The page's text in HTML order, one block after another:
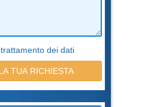
trattamento dei dati